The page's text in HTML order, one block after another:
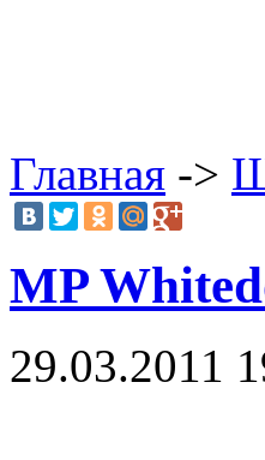
Главная ->
MP
29.03.2011